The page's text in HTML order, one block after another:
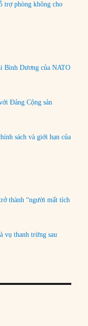
trợ phòng không cho
Bình Dương của NATO
Đảng Cộng sản
sách và giới hạn của
thành “người mất tích
vụ thanh trừng sau